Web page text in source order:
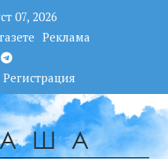
07, 2026
Реклама
Регистрация